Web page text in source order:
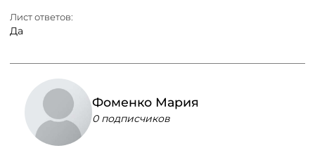
Лист ответов:
Да
Фоменко Мария
0 подписчиков